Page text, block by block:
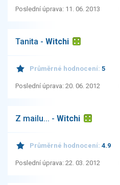
Poslední úprava: 11. 06. 2013
Tanita - Witchi
Průměrné hodnocení: 5
Poslední úprava: 20. 06. 2012
Z mailu... - Witchi
Průměrné hodnocení: 4.9
Poslední úprava: 22. 03. 2012